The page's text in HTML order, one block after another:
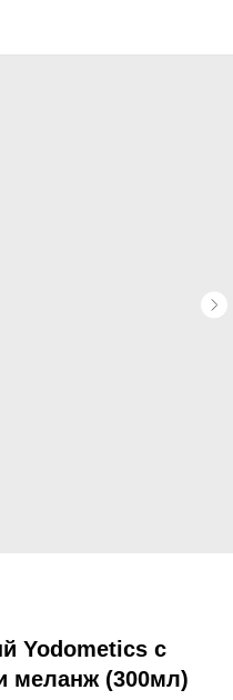
Yodometics с
меланж (300мл)